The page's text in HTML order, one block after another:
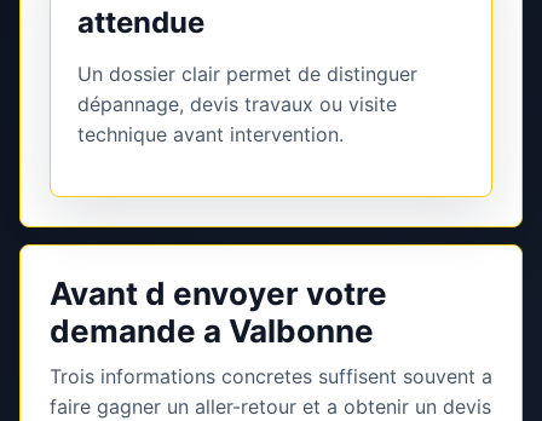
attendue
Un dossier clair permet de distinguer
dépannage, devis travaux ou visite
technique avant intervention.
Avant d envoyer votre
demande a Valbonne
Trois informations concretes suffisent souvent a
faire gagner un aller-retour et a obtenir un devis